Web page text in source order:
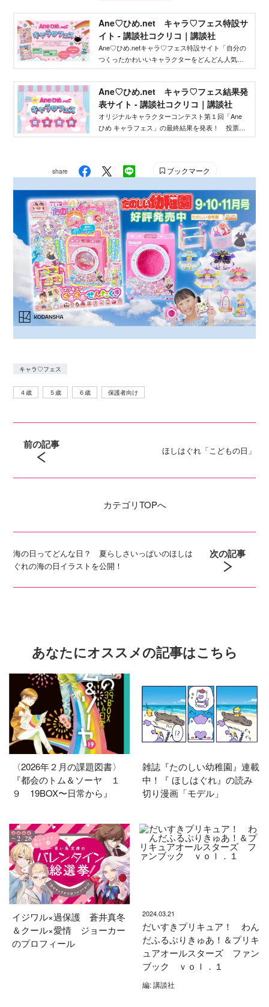
Ane♡ひめ.net キャラ♡フェス特設サ
イト - 講談社コクリコ｜講談社
Ane♡ひめ.netキャラ♡フェス特設サイト「自分の
つくったかわいいキャラクターをどんどん人気者
作りたいクリエイターを応援するイベントです！
Ane♡ひめ.net キャラ♡フェス結果発
表サイト - 講談社コクリコ｜講談社
オリジナルキャラクターコンテスト第１回「Ane
ひめ キャラフェス」の最終結果を発表！ 投票結
share ブックマーク
キャラ♡フェス
４歳 ５歳 ６歳 保護者向け
前の記事 ほしはぐれ「こどもの日」
カテゴリTOPへ
海の日ってどんな日？ 夏らしさいっぱいのほしは
ぐれの海の日イラストを公開！
次の記事
あなたにオススメの記事はこちら
〈2026年２月の課題図書〉
『都会のトム＆ソーヤ １
９ 19BOX〜日常から』
雑誌『たのしい幼稚園』連載
中！『 ほしはぐれ』の読み
切り漫画「モデル」
イジワル×過保護 蒼井真冬
＆クール×愛情 ジョーカー
のプロフィール
2024.03.21
だいすきプリキュア！ わん
だふるぷりきゅあ！＆プリキ
ュアオールスターズ ファン
ブック ｖｏｌ．１
編: 講談社